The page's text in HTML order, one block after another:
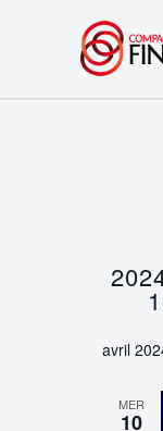
une
avril
MER
10